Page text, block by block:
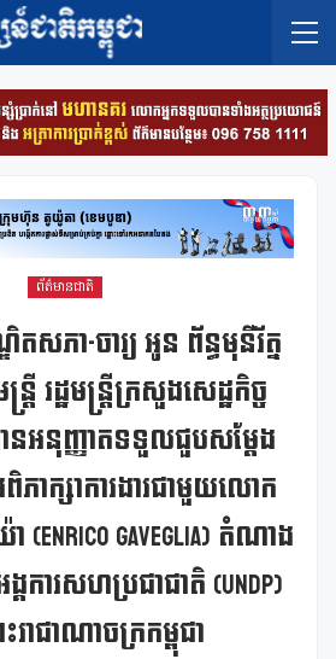
ព័ត៌មានជាតិ
តសភា-ចារ្យ អូន ព័ន្ធមុនីរ័ត្ន
តី រដ្ឋមន្រ្តីក្រសួងសេដ្ឋកិច្ច
ានអនុញ្ញាតទទួលជួបសម្ដែង
ភាក្សាការងារជាមួយលោក
ា (Enrico Gaveglia) តំណាង
គការសហប្រជាជាតិ (UNDP)
រាជាណាចក្រកម្ពុជា